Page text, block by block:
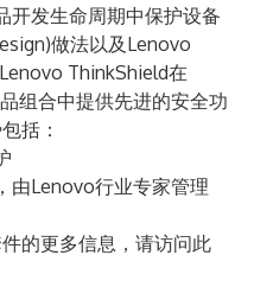
开发生命周期中保护设备
做法以及 Lenovo
ThinkShield在
组合中提供先进的安全功
括：
由Lenovo行业专家管理
的更多信息，请访问此